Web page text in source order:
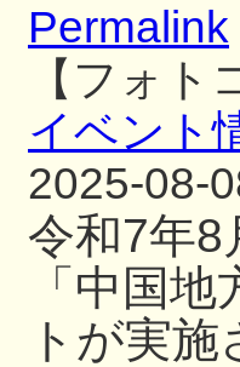
Permalink
【フォ
イベント
2025-08-
令和7年8
「中国
トが実施